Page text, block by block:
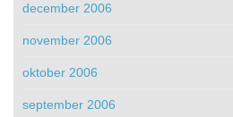
december 2006
november 2006
oktober 2006
september 2006